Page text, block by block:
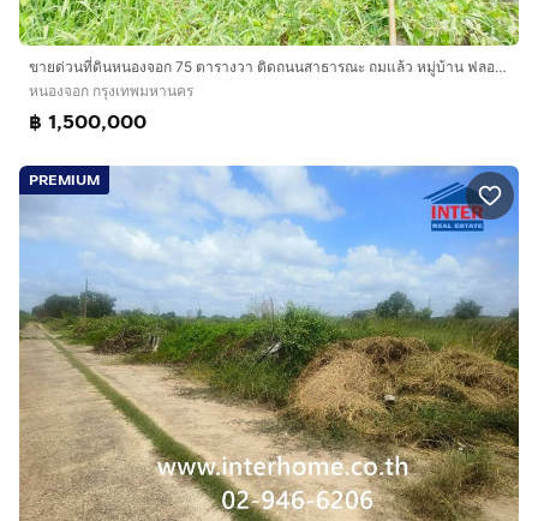
ขายด่วนที่ดินหนองจอก 75 ตารางวา ติดถนนสาธารณะ ถมแล้ว หมู่บ้าน ฟลอร่าวิลล์ ซอย สุวินทวงศ์ 38 หนองจอก กทม
หนองจอก กรุงเทพมหานคร
฿ 1,500,000
PREMIUM